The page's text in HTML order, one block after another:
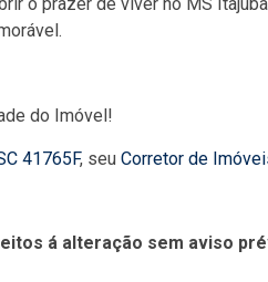
o prazer de viver no MS
do Imóvel!
41765F, seu Corretor de
á alteração sem aviso